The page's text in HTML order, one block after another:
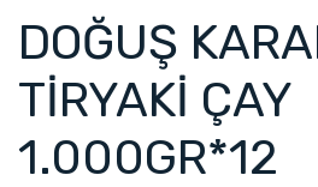
DOĞUŞ
TİRYAKİ ÇAY
1.000GR*12